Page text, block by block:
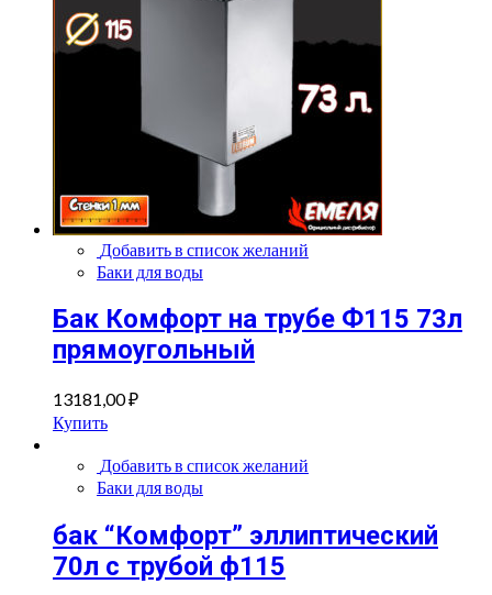
Добавить в список желаний
Баки для воды
Бак Комфорт на трубе Ф115 73л
прямоугольный
13181,00₽
Купить
Добавить в список желаний
Баки для воды
бак “Комфорт” эллиптический
70л с трубой ф115